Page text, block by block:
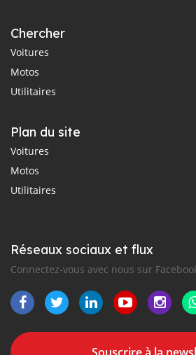
Chercher
Voitures
Motos
Utilitaires
Plan du site
Voitures
Motos
Utilitaires
Réseaux sociaux et flux
Connectez-vous avec nous sur